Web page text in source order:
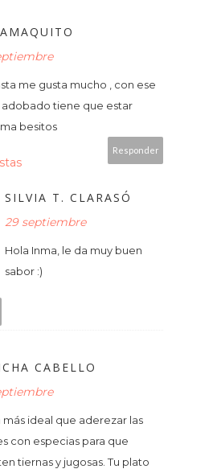
me gusta mucho , con ese
adobado tiene que estar
besitos
Responder
SILVIA T. CLARASÓ
29 septiembre
Hola Inma, le da muy buen
sabor :)
CABELLO
más ideal que aderezar las
con especias para que
tiernas y jugosas. Tu plato